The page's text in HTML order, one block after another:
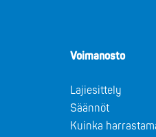
Voimanosto
Lajiesittely
Säännöt
Kuinka